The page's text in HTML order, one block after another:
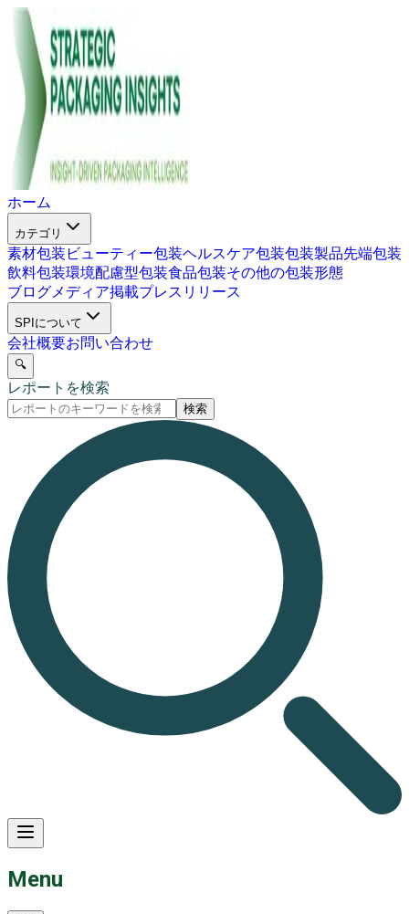
ホーム
カテゴリ
素材包装 ビューティー包装ヘルスケア包装包装製品先端包装
飲料包装環境配慮型包装食品包装その他の包装形態
ブログメディア掲載プレスリリース
SPIについて
会社概要お問い合わせ
🔍
レポートを検索
検索
Menu